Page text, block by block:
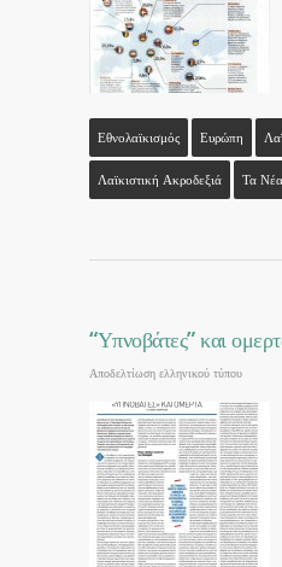
Εθνολαϊκισμός Ευρώπη
Λαϊκιστική Ακροδεξιά Τα Νέα
“Υπνοβάτες” και
Αποδελτίωση ελληνικού τύπου